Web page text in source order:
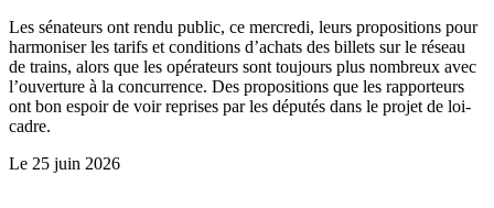
Les sénateurs ont rendu public, ce mercredi, leurs propositions pour
harmoniser les tarifs et conditions d’achats des billets sur le réseau
de trains, alors que les opérateurs sont toujours plus nombreux avec
l’ouverture à la concurrence. Des propositions que les rapporteurs
ont bon espoir de voir reprises par les députés dans le projet de loi-
cadre.
Le 25 juin 2026